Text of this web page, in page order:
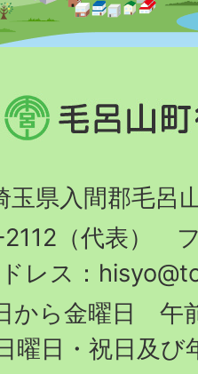
毛
呂
町
役
場
県入間郡毛呂
（代表）
レス：
から金曜日 午
曜日・祝日及び